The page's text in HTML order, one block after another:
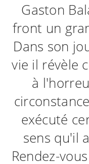
Gaston
front un
Dans son
vie il révèle
à
exécuté
sens qu'il
Rendez-